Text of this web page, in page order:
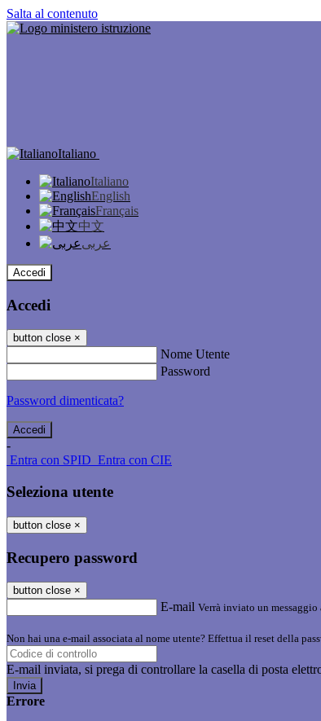
Salta al contenuto
Italiano
Italiano
English
Français
中文
عربى
Accedi
Accedi
button close ×
Nome Utente
Password
Password dimenticata?
-
Entra con SPID Entra con CIE
Seleziona utente
button close ×
Recupero password
button close ×
E-mail Verrà inviato un
Non hai una e-mail associata al nome utente? Effettua il reset della
E-mail inviata, si prega di controllare la casella di posta
Errore